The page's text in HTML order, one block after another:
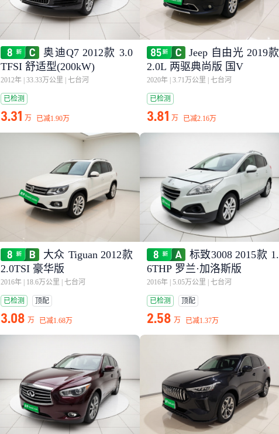
奥迪Q7 2012款 3.0
TFSI 舒适型(200kW)
2012年 33.33万公里 七台河
已检测
3.31 万 已减1.90万
Jeep 自由光 2019款
2.0L 两驱典尚版 国V
2020年 3.71万公里 七台河
已检测
3.81 万 已减2.16万
大众 Tiguan 2012款
2.0TSI 豪华版
2016年 18.6万公里 七台河
已检测 顶配
3.08 万 已减1.68万
标致3008 2015款 1.
6THP 罗兰·加洛斯版
2016年 5.05万公里 七台河
已检测 顶配
2.58 万 已减1.37万